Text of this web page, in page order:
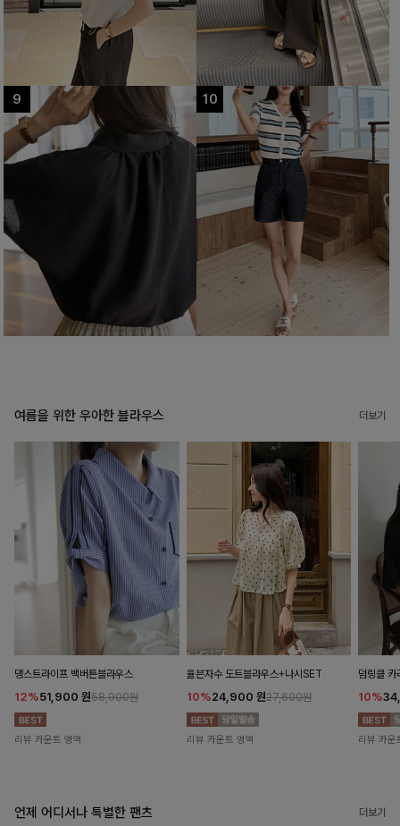
여름을 위한 우아한 블라우스 더보기
댕스트라이프 백버튼블라우스
12%51,900 원58,900원
리뷰 카운트 영역
율븐자수 도트블라우스+나시SET
10%24,900 원27,600원
리뷰 카운트 영역
덤링클 카
10%
리뷰 카운
언제 어디서나 특별한 팬츠 더보기